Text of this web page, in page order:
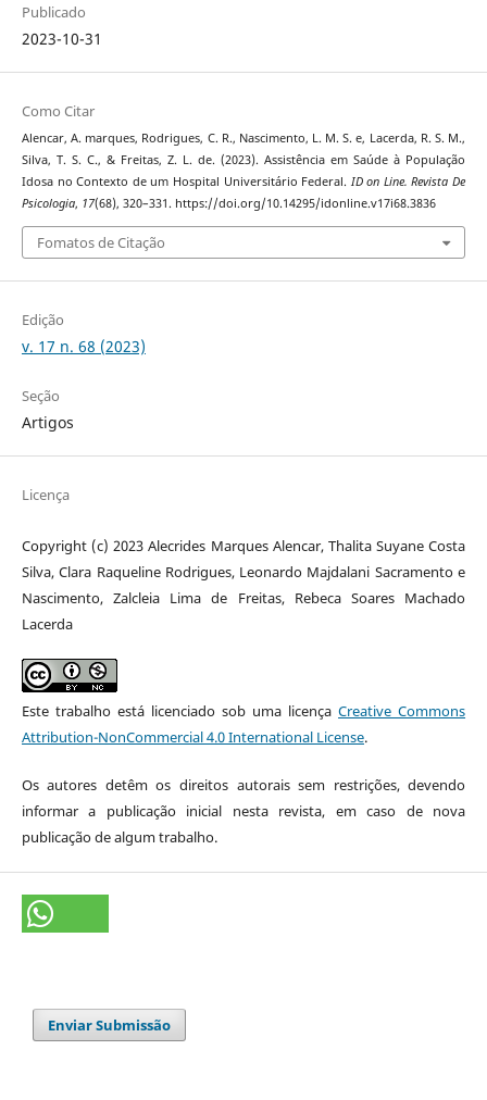
Publicado
2023-10-31
Como Citar
Alencar, A. marques, Rodrigues, C. R., Nascimento, L. M. S. e, Lacerda, R. S. M.,
Silva, T. S. C., & Freitas, Z. L. de. (2023). Assistência em Saúde à População
Idosa no Contexto de um Hospital Universitário Federal. ID on Line. Revista De
Psicologia, 17(68), 320–331. https://doi.org/10.14295/idonline.v17i68.3836
Fomatos de Citação
Edição
v. 17 n. 68 (2023)
Seção
Artigos
Licença
Copyright (c) 2023 Alecrides Marques Alencar, Thalita Suyane Costa
Silva, Clara Raqueline Rodrigues, Leonardo Majdalani Sacramento e
Nascimento, Zalcleia Lima de Freitas, Rebeca Soares Machado
Lacerda
Este trabalho está licenciado sob uma licençaCreative Commons
Attribution-NonCommercial 4.0 International License.
Os autores detêm os direitos autorais sem restrições, devendo
informar a publicação inicial nesta revista, em caso de nova
publicação de algum trabalho.
Enviar Submissão